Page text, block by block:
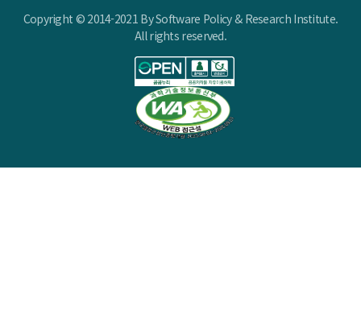
Copyright © 2014-2021 By Software Policy & Research Institute.
All rights reserved.